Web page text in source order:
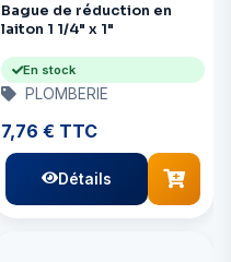
Bague de réduction en
laiton 1 1/4" x 1"
En stock
PLOMBERIE
7,76 € TTC
Détails